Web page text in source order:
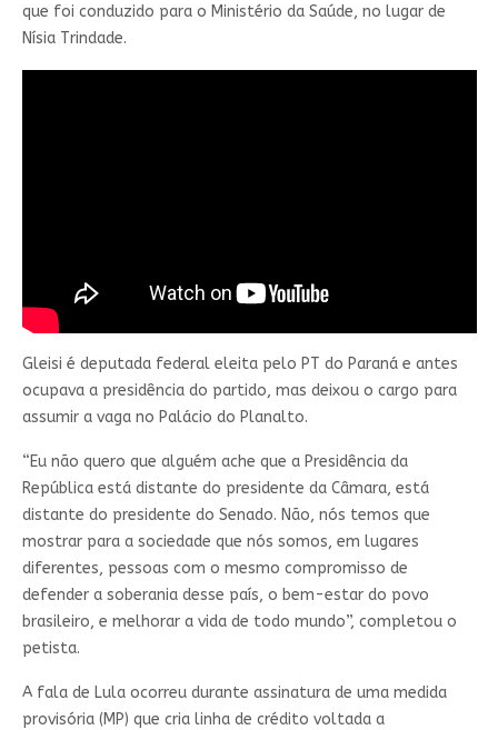
que foi conduzido para o Ministério da Saúde, no lugar de
Nísia Trindade.
Gleisi é deputada federal eleita pelo PT do Paraná e antes
ocupava a presidência do partido, mas deixou o cargo para
assumir a vaga no Palácio do Planalto.
“Eu não quero que alguém ache que a Presidência da
República está distante do presidente da Câmara, está
distante do presidente do Senado. Não, nós temos que
mostrar para a sociedade que nós somos, em lugares
diferentes, pessoas com o mesmo compromisso de
defender a soberania desse país, o bem-estar do povo
brasileiro, e melhorar a vida de todo mundo”, completou o
petista.
A fala de Lula ocorreu durante assinatura de uma medida
provisória (MP) que cria linha de crédito voltada a